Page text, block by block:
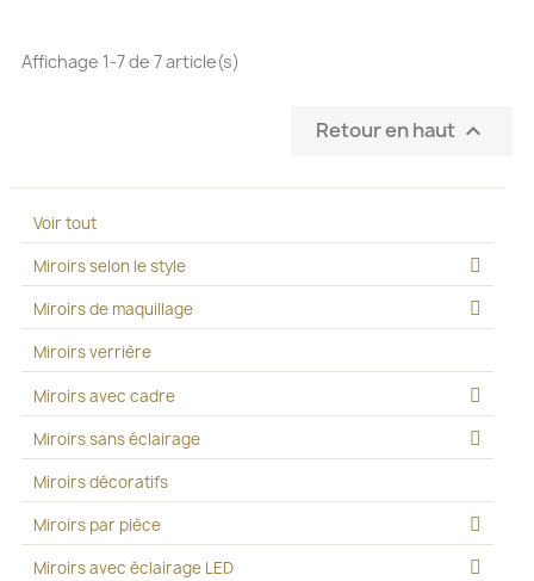
Voir tout
Miroirs selon le style
Miroirs de maquillage
Miroirs verrière
Miroirs avec cadre
Miroirs sans éclairage
Miroirs décoratifs
Miroirs par pièce
Miroirs avec éclairage LED
Affichage 1-7 de 7 article(s)
Retour en haut 